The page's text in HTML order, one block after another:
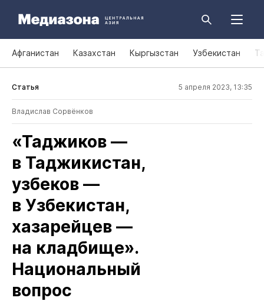
Афганистан Казахстан Кыргызстан Узбекистан
Статья 5 апреля 2023, 13:35
Владислав Сорвёнков
«Таджиков —
в Таджикистан,
узбеков —
в Узбекистан,
хазарейцев —
на кладбище».
Национальный
вопрос